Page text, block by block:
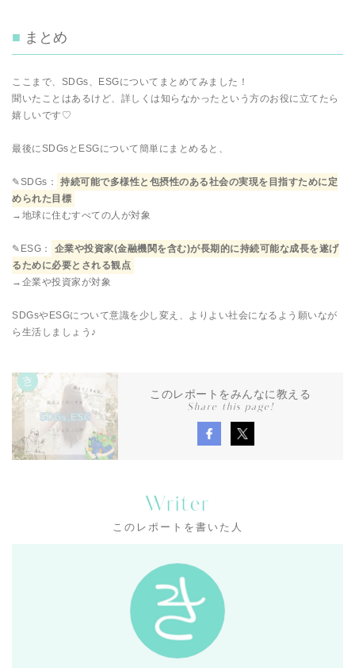
まとめ
ここまで、SDGs、ESGについてまとめてみました！
聞いたことはあるけど、詳しくは知らなかったという方のお役に立てたら
嬉しいです♡
最後にSDGsとESGについて簡単にまとめると、
✎SDGs：
持続可能で多様性と包摂性のある社会の実現を目指すために定
められた目標
→地球に住むすべての人が対象
✎ESG：
企業や投資家(金融機関を含む)が長期的に持続可能な成長を遂げ
るために必要とされる観点
→企業や投資家が対象
SDGsやESGについて意識を少し変え、よりよい社会になるよう願いなが
ら生活しましょう♪
このレポートをみんなに教える
Share this page!
Writer
このレポートを書いた人